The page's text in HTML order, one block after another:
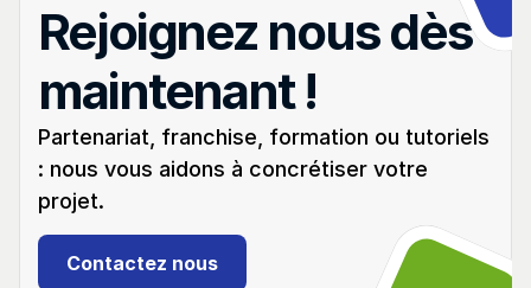
Freelander 2 (2006–2015) ?
La clé compatible est la
Freelander 2 produits entre 2006 et 2015.
Faut-il reprogrammer toutes les clés
lors de l’ajout ?
Non dans la majorité des cas : AVDI permet d’ajouter
une clé sans supprimer celles déjà présentes, tant
que la procédure est suivie correctement.
Combien de temps dure la
Rejoignez nous dès
maintenant !
Partenariat, franchise, formation ou tutoriels
: nous vous aidons à concrétiser votre
projet.
Contactez nous